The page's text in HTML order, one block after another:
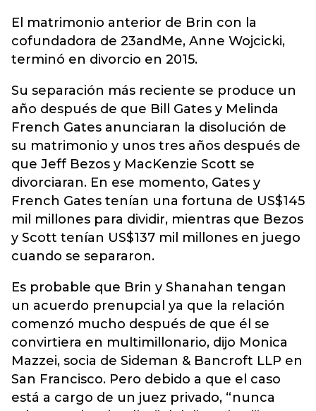
El matrimonio anterior de Brin con la
cofundadora de 23andMe, Anne Wojcicki,
terminó en divorcio en 2015.
Su separación más reciente se produce un
año después de que Bill Gates y Melinda
French Gates anunciaran la disolución de
su matrimonio y unos tres años después de
que Jeff Bezos y MacKenzie Scott se
divorciaran. En ese momento, Gates y
French Gates tenían una fortuna de US$145
mil millones para dividir, mientras que Bezos
y Scott tenían US$137 mil millones en juego
cuando se separaron.
Es probable que Brin y Shanahan tengan
un acuerdo prenupcial ya que la relación
comenzó mucho después de que él se
convirtiera en multimillonario, dijo Monica
Mazzei, socia de Sideman & Bancroft LLP en
San Francisco. Pero debido a que el caso
está a cargo de un juez privado, “nunca